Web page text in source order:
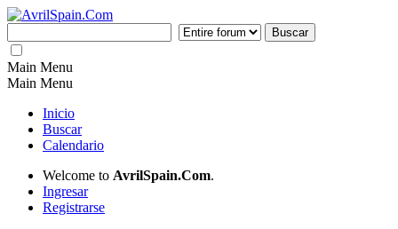
Main Menu
Main Menu
Inicio
Buscar
Calendario
Welcome to AvrilSpain.Com.
Ingresar
Registrarse